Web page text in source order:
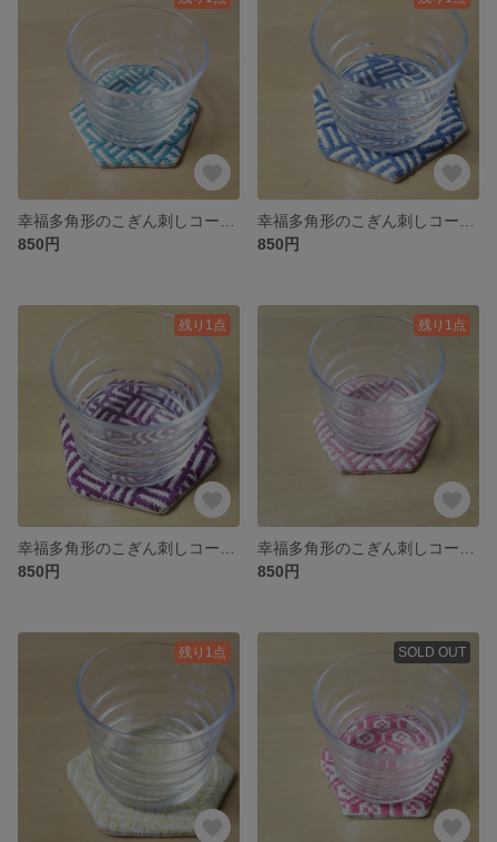
850円
850円
残り1点
850円
残り1点
850円
残り1点 SOLD OUT